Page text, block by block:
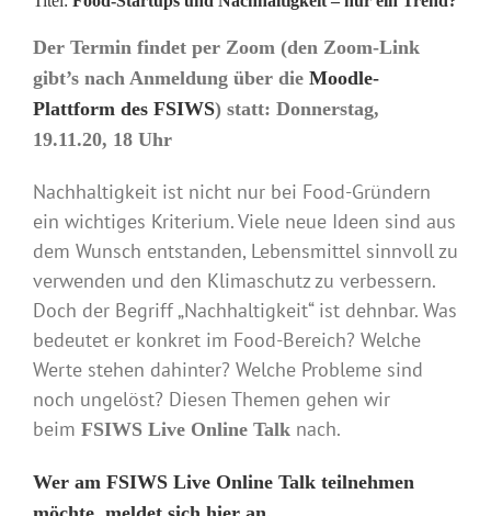
Der Termin findet per Zoom (den Zoom-Link
gibt’s nach Anmeldung über die Moodle-
Plattform des FSIWS) statt: Donnerstag,
19.11.20, 18 Uhr
Nachhaltigkeit ist nicht nur bei Food-Gründern
ein wichtiges Kriterium. Viele neue Ideen sind aus
dem Wunsch entstanden, Lebensmittel sinnvoll zu
verwenden und den Klimaschutz zu verbessern.
Doch der Begriff „Nachhaltigkeit“ ist dehnbar. Was
bedeutet er konkret im Food-Bereich? Welche
Werte stehen dahinter? Welche Probleme sind
noch ungelöst? Diesen Themen gehen wir
beim FSIWS Live Online Talk nach.
Wer am FSIWS Live Online Talk teilnehmen